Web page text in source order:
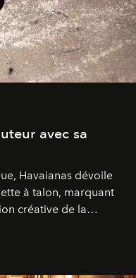
avec sa
Havaianas dévoile
à talon, marquant
créative de la